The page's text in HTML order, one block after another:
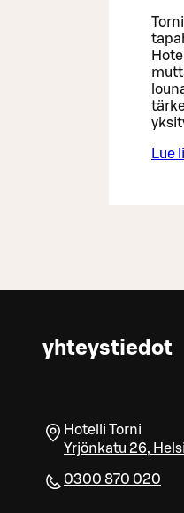
Lue
yhteystiedot
Hotelli Torni
Yrjönkatu 26,
0300 870 020